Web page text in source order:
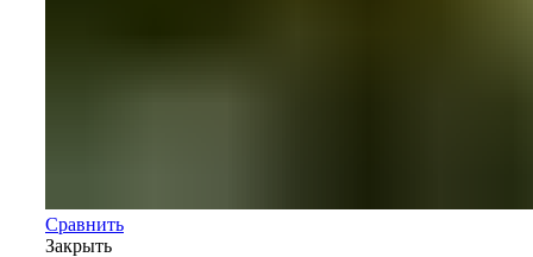
Сравнить
Закрыть